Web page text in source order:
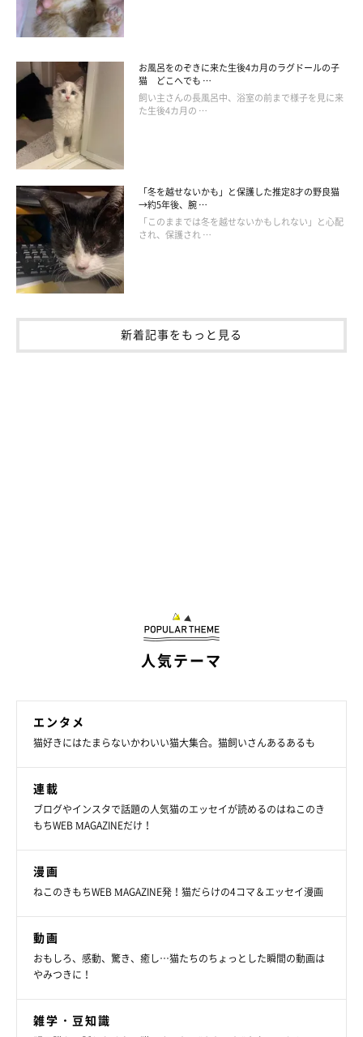
お風呂をのぞきに来た生後4カ月のラグドールの子
猫 どこへでも …
飼い主さんの長風呂中、浴室の前まで様子を見に来
た生後4カ月の …
「冬を越せないかも」と保護した推定8才の野良猫
→約5年後、腕 …
「このままでは冬を越せないかもしれない」と心配
され、保護され …
新着記事をもっと見る
人気テーマ
エンタメ
猫好きにはたまらないかわいい猫大集合。猫飼いさんあるあるも
連載
ブログやインスタで話題の人気猫のエッセイが読めるのはねこのき
もちWEB MAGAZINEだけ！
漫画
ねこのきもちWEB MAGAZINE発！猫だらけの4コマ＆エッセイ漫画
動画
おもしろ、感動、驚き、癒し…猫たちのちょっとした瞬間の動画は
やみつきに！
雑学・豆知識